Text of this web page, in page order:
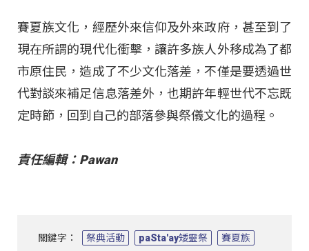
賽夏族文化，經歷外來信仰及外來政府，甚至到了
現在所謂的現代化衝擊，讓許多族人外移成為了都
市原住民，造成了不少文化落差，不僅是要透過世
代對談來補足信息落差外，也期許年輕世代不忘既
定時節，回到自己的部落參與祭儀文化的過程。
責任編輯：Pawan
關鍵字： 祭典活動 paSta'ay矮靈祭 賽夏族